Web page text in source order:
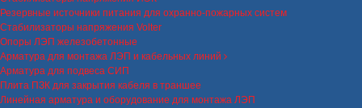
Резервные источники питания для охранно-пожарных систем
Стабилизаторы напряжения Volter
Опоры ЛЭП железобетонные
Арматура для монтажа ЛЭП и кабельных линий
Арматура для подвеса СИП
Плита ПЗК для закрытия кабеля в траншее
Линейная арматура и оборудование для монтажа ЛЭП